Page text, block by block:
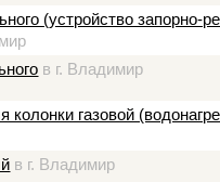
(устройство запорно-
в г. Владимир
газовой
в г. Владимир